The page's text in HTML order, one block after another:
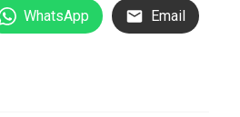
WhatsApp Email